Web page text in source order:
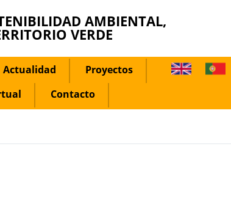
AMBIENTAL,
VERDE
Actualidad
Proyectos
Contacto